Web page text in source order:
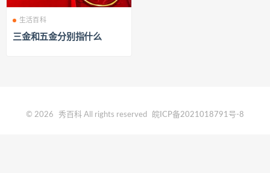
生活百科
三金和五金分别指什么
© 2026 秀百科 All rights reserved 皖ICP备2021018791号-8